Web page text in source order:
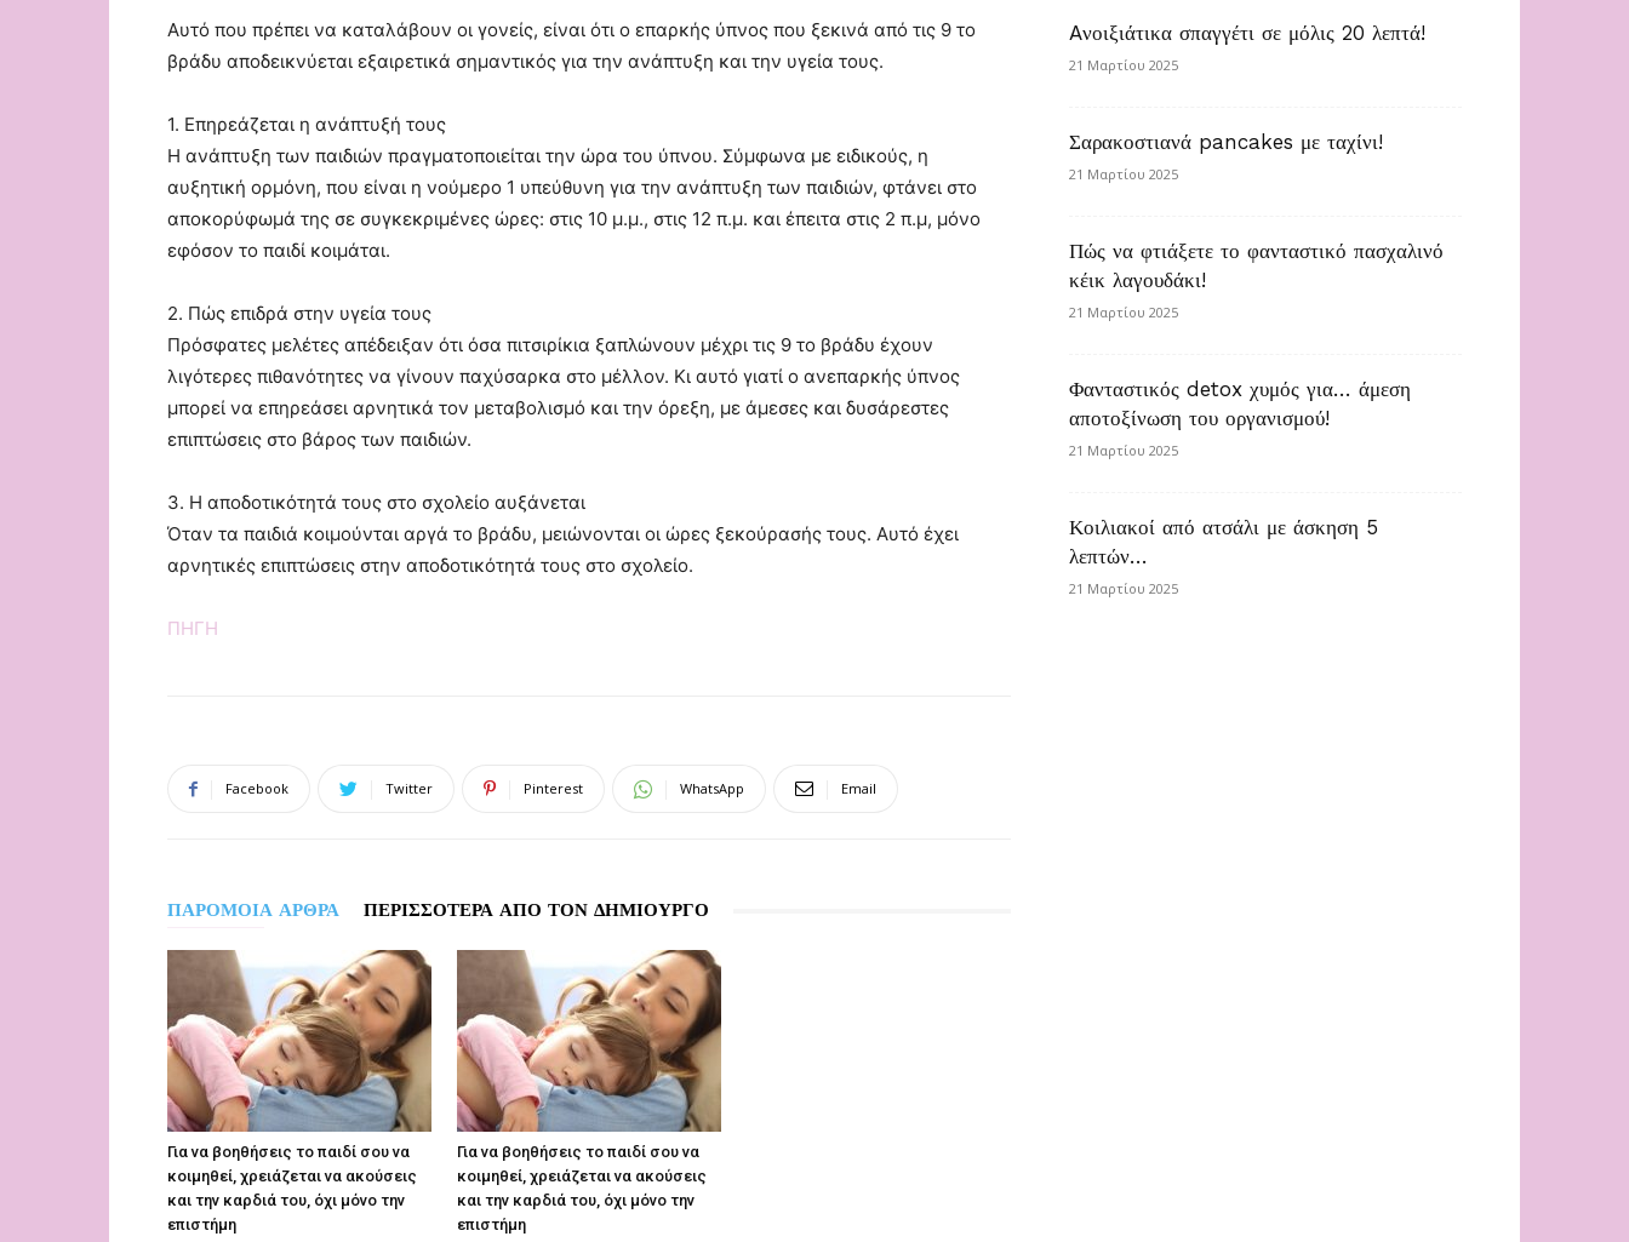
Αυτό που πρέπει να καταλάβουν οι γονείς, είναι ότι ο επαρκής ύπνος που ξεκινά από τις 9 το
βράδυ αποδεικνύεται εξαιρετικά σημαντικός για την ανάπτυξη και την υγεία τους.
1. Επηρεάζεται η ανάπτυξή τους
Η ανάπτυξη των παιδιών πραγματοποιείται την ώρα του ύπνου. Σύμφωνα με ειδικούς, η
αυξητική ορμόνη, που είναι η νούμερο 1 υπεύθυνη για την ανάπτυξη των παιδιών, φτάνει στο
αποκορύφωμά της σε συγκεκριμένες ώρες: στις 10 μ.μ., στις 12 π.μ. και έπειτα στις 2 π.μ, μόνο
εφόσον το παιδί κοιμάται.
2. Πώς επιδρά στην υγεία τους
Πρόσφατες μελέτες απέδειξαν ότι όσα πιτσιρίκια ξαπλώνουν μέχρι τις 9 το βράδυ έχουν
λιγότερες πιθανότητες να γίνουν παχύσαρκα στο μέλλον. Κι αυτό γιατί ο ανεπαρκής ύπνος
μπορεί να επηρεάσει αρνητικά τον μεταβολισμό και την όρεξη, με άμεσες και δυσάρεστες
επιπτώσεις στο βάρος των παιδιών.
3. Η αποδοτικότητά τους στο σχολείο αυξάνεται
Όταν τα παιδιά κοιμούνται αργά το βράδυ, μειώνονται οι ώρες ξεκούρασής τους. Αυτό έχει
αρνητικές επιπτώσεις στην αποδοτικότητά τους στο σχολείο.
ΠΗΓΗ
Facebook Twitter Pinterest WhatsApp Email
ΠΑΡΟΜΟΙΑ ΑΡΘΡΑ ΠΕΡΙΣΣΟΤΕΡΑ ΑΠΟ ΤΟΝ ΔΗΜΙΟΥΡΓΟ
Για να βοηθήσεις το παιδί σου να
κοιμηθεί, χρειάζεται να ακούσεις
και την καρδιά του, όχι μόνο την
επιστήμη
Για να βοηθήσεις το παιδί σου να
κοιμηθεί, χρειάζεται να ακούσεις
και την καρδιά του, όχι μόνο την
επιστήμη
Aνοιξιάτικα σπαγγέτι σε μόλις 20 λεπτά!
21 Μαρτίου 2025
Σαρακοστιανά pancakes με ταχίνι!
21 Μαρτίου 2025
Πώς να φτιάξετε το φανταστικό πασχαλινό
κέικ λαγουδάκι!
21 Μαρτίου 2025
Φανταστικός detox χυμός για… άμεση
αποτοξίνωση του οργανισμού!
21 Μαρτίου 2025
Κοιλιακοί από ατσάλι με άσκηση 5
λεπτών…
21 Μαρτίου 2025